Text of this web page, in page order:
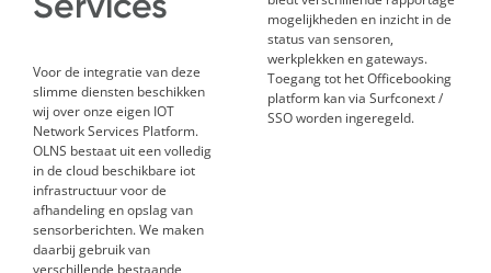
Voor de integratie vandeze
slimme diensten beschikken
wij over onze eigen IOT
Network Services Platform.
OLNS bestaat uit een volledig
in de cloud beschikbare iot
infrastructuur voor de
afhandeling en opslag van
sensorberichten. We maken
daarbij gebruik van
verschillende bestaande
mogelijkheden en inzicht in de
status van sensoren,
werkplekken en gateways.
Toegang tot het Officebooking
platform kan via Surfconext /
SSO worden ingeregeld.